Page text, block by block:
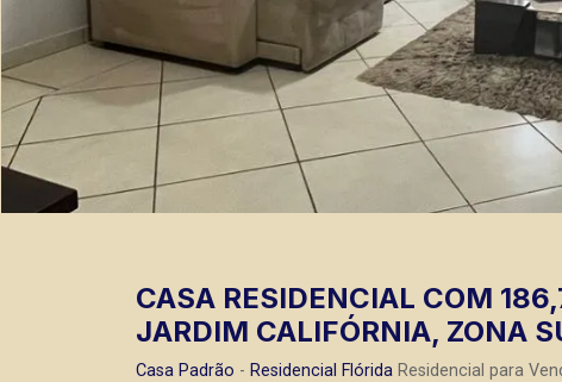
CASA RESIDENCIAL COM
JARDIM CALIFÓRNIA, ZONA
Casa Padrão - Residencial Flórida Residencial para